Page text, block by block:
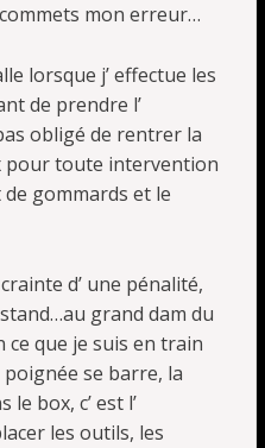
mon erreur…
lorsque j’ effectue les
de prendre l’
obligé de rentrer la
pour toute intervention
gommards et le
d’ une pénalité,
grand dam du
ce que je suis en train
poignée se barre, la
box, c’ est l’
les outils, les